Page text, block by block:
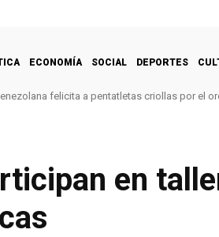
ECONOMÍA SOCIAL DEPORTES
felicita a pentatletas criollas por el
en